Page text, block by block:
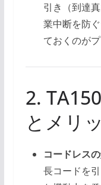
引き（到達
業中断を防
ておくのが
2.
とメリ
コードレス
長コードを